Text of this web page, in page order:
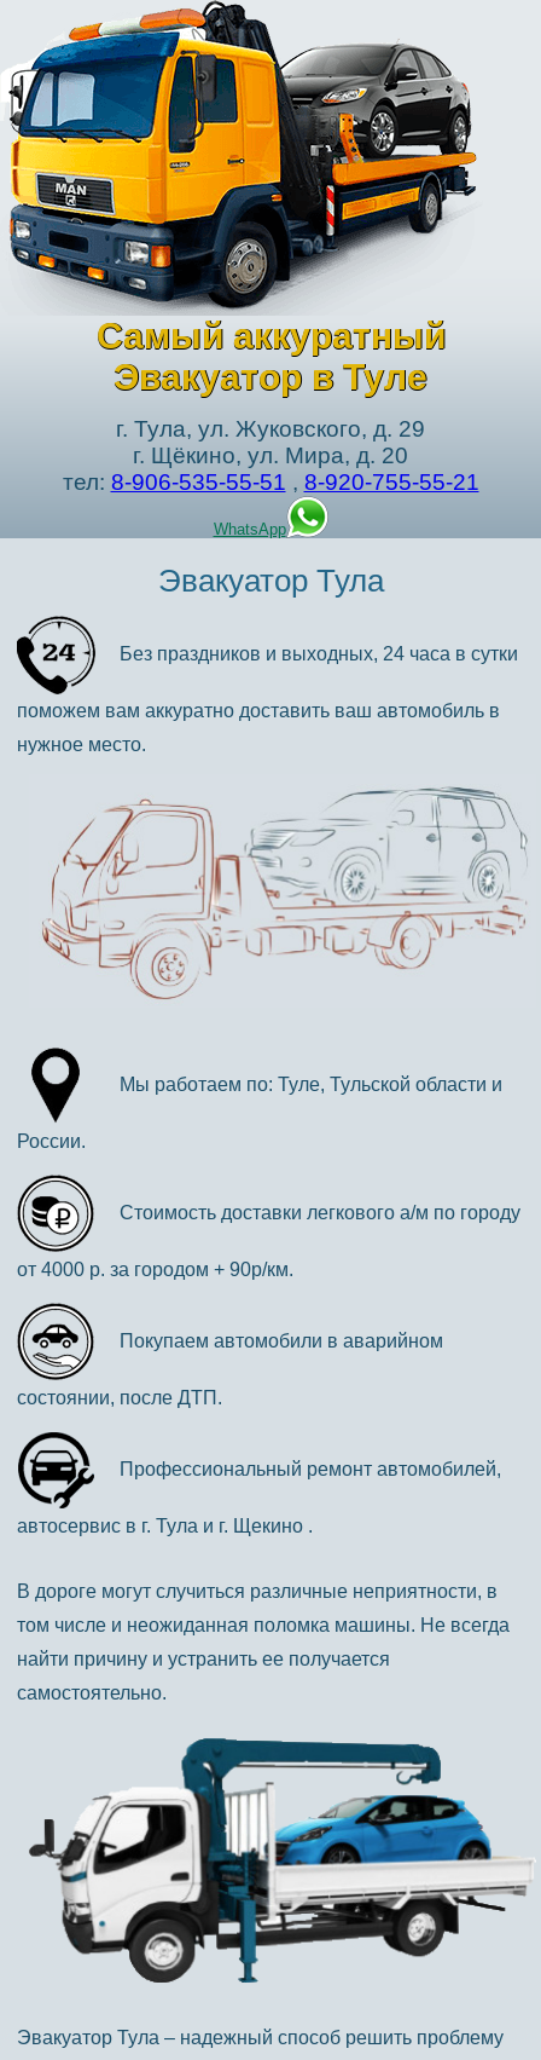
Самый аккуратный
Эвакуатор в Туле
г. Тула, ул. Жуковского, д. 29
г. Щёкино, ул. Мира, д. 20
тел: 8-906-535-55-51 , 8-920-755-55-21
WhatsApp
Эвакуатор Тула
Без праздников и выходных, 24 часа в сутки
поможем вам аккуратно доставить ваш автомобиль в
нужное место.
Мы работаем по: Туле, Тульской области и
России.
Стоимость доставки легкового а/м по городу
от 4000 р. за городом + 90р/км.
Покупаем автомобили в аварийном
состоянии, после ДТП.
Профессиональный ремонт автомобилей,
автосервис в г. Тула и г. Щекино .
В дороге могут случиться различные неприятности, в
том числе и неожиданная поломка машины. Не всегда
найти причину и устранить ее получается
самостоятельно.
Эвакуатор Тула – надежный способ решить проблему